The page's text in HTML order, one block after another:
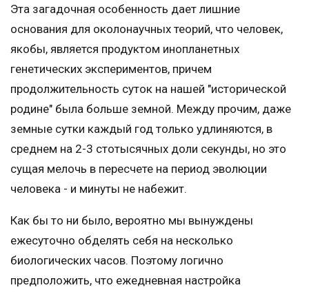
Эта загадочная особенность дает лишние
основания для околонаучных теорий, что человек,
якобы, является продуктом инопланетных
генетических экспериментов, причем
продолжительность суток на нашей "исторической
родине" была больше земной. Между прочим, даже
земные сутки каждый год только удлиняются, в
среднем на 2-3 стотысячных доли секунды, но это
сущая мелочь в пересчете на период эволюции
человека - и минуты не набежит.
Как бы то ни было, вероятно мы вынуждены
ежесуточно обделять себя на несколько
биологических часов. Поэтому логично
предположить, что ежедневная настройка